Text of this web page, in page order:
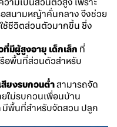
ามเป็นส่วนตัวสูง เพราะ
สนามหญ้าคั่นกลาง จึงช่วย
ช้ชีวิตส่วนตัวมากขึ้น ซึ่ง
มีผู้สูงอายุ เด็กเล็ก ที่
อพื้นที่ส่วนตัวสำหรับ
ยงรบกวนต่ำสามารถจัด
ไม่รบกวนเพื่อนบ้าน
มีพื้นที่สำหรับจัดสวน ปลูก